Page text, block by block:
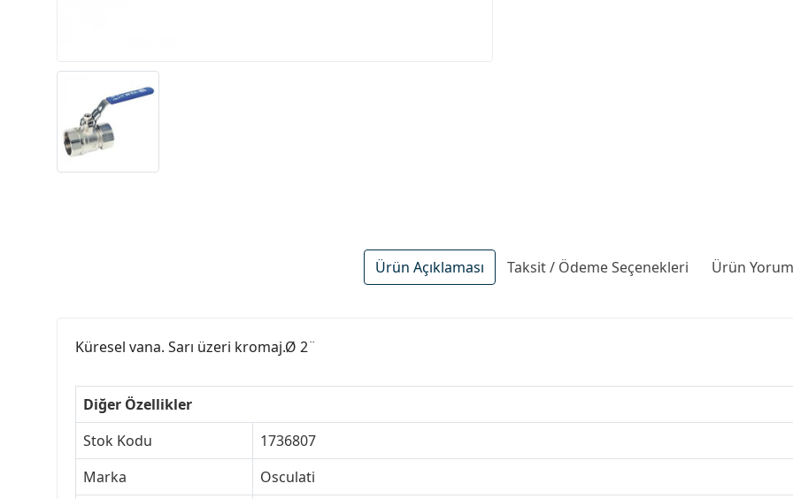
Ürün Açıklaması Taksit / Ödeme Seçenekleri Ürün
Küresel vana. Sarı üzeri kromaj.Ø 2¨
Diğer Özellikler
Stok Kodu
1736807
Marka
Osculati